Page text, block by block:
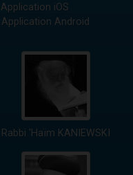
Application iOS
Application Android
Rabbi 'Haïm KANIEWSKI